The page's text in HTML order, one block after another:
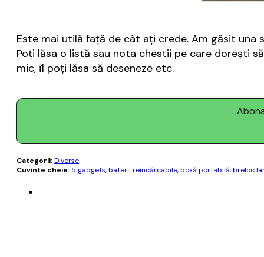
Este mai utilă față de cât ați crede. Am găsit
Poți lăsa o listă sau nota chestii pe care dorești
mic, îl poți lăsa să deseneze etc.
Categorii:Diverse
Cuvinte cheie: 5 gadgets,baterii reîncărcabile,boxă portabilă,breloc